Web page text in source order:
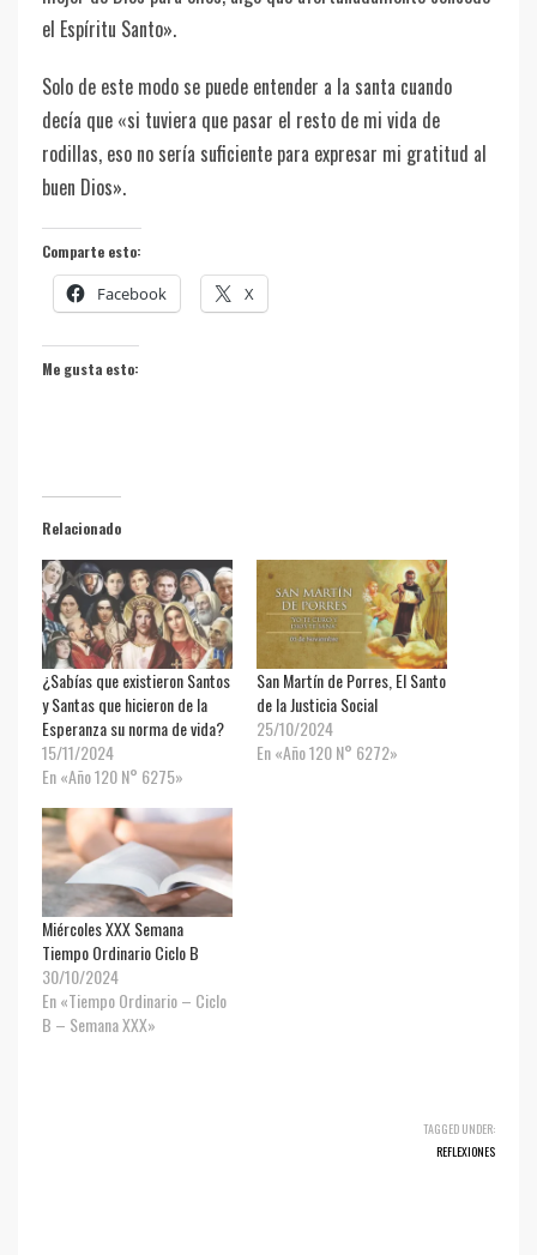
el Espíritu Santo».
Solo de este modo se puede entender a la santa cuando
decía que «si tuviera que pasar el resto de mi vida de
rodillas, eso no sería suficiente para expresar mi gratitud al
buen Dios».
Comparte esto:
Facebook X
Me gusta esto:
Relacionado
¿Sabías que existieron Santos
y Santas que hicieron de la
Esperanza su norma de vida?
15/11/2024
En «Año 120 N° 6275»
San Martín de Porres, El Santo
de la Justicia Social
25/10/2024
En «Año 120 N° 6272»
Miércoles XXX Semana
Tiempo Ordinario Ciclo B
30/10/2024
En «Tiempo Ordinario – Ciclo
B – Semana XXX»
TAGGED UNDER:
REFLEXIONES